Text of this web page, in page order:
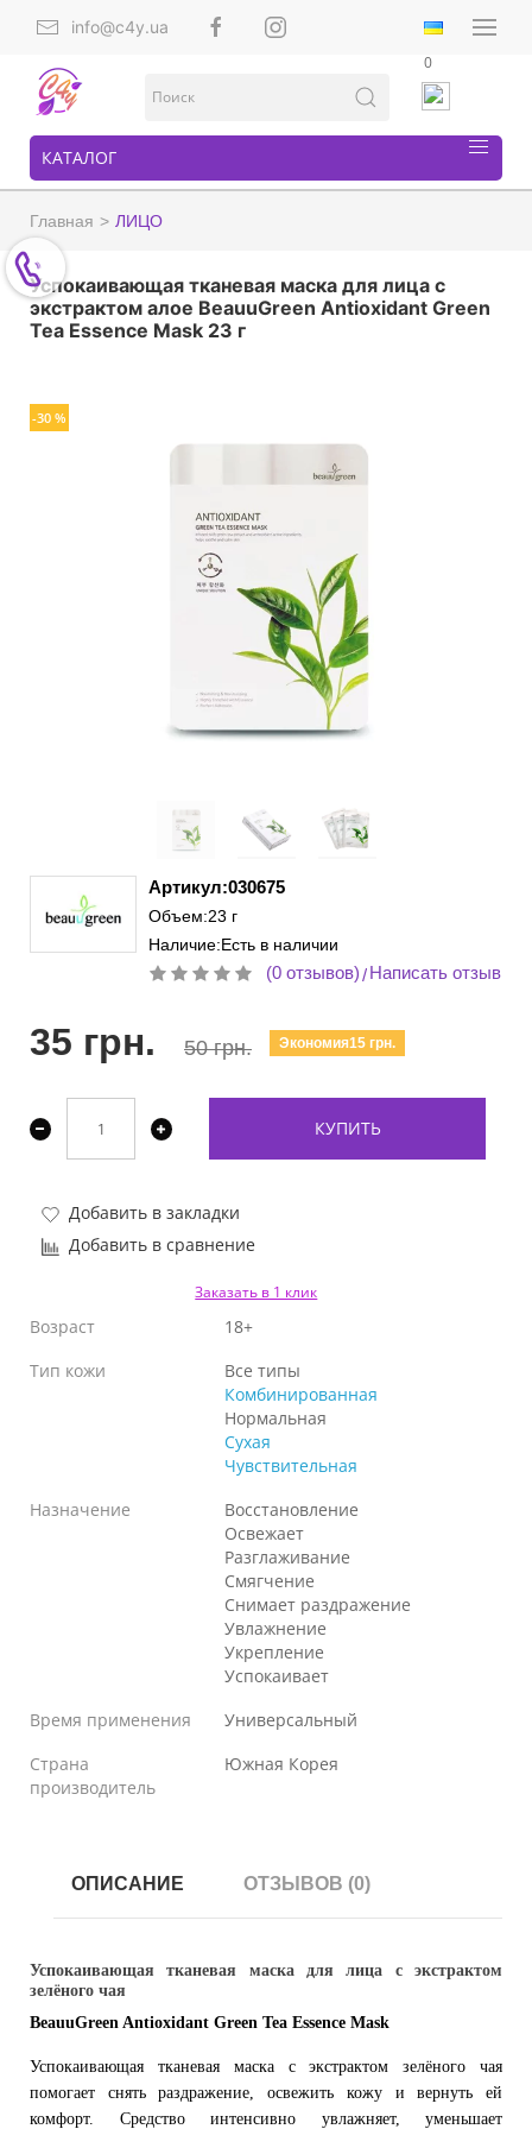
info@c4y.ua
0
КАТАЛОГ
Главная ЛИЦО
Успокаивающая тканевая маска для лица c
экстрактом алое BeauuGreen Antioxidant Green
Tea Essence Mask 23 г
-30 %
Артикул:030675
Объем:23 г
Наличие:Есть в наличии
(0 отзывов)/Написать отзыв
35 грн. 50 грн. Экономия15 грн.
КУПИТЬ
Добавить в закладки
Добавить в сравнение
Заказать в 1 клик
Возраст
18+
Тип кожи
Все типы
Комбинированная
Нормальная
Сухая
Чувствительная
Назначение
Восстановление
Освежает
Разглаживание
Смягчение
Снимает раздражение
Увлажнение
Укрепление
Успокаивает
Время применения
Универсальный
Страна
производитель
Южная Корея
ОПИСАНИЕ ОТЗЫВОВ (0)
Успокаивающая тканевая маска для лица с экстрактом
зелёного чая
BeauuGreen Antioxidant Green Tea Essence Mask
Успокаивающая тканевая маска с экстрактом зелёного чая
помогает снять раздражение, освежить кожу и вернуть ей
комфорт. Средство интенсивно увлажняет, уменьшает